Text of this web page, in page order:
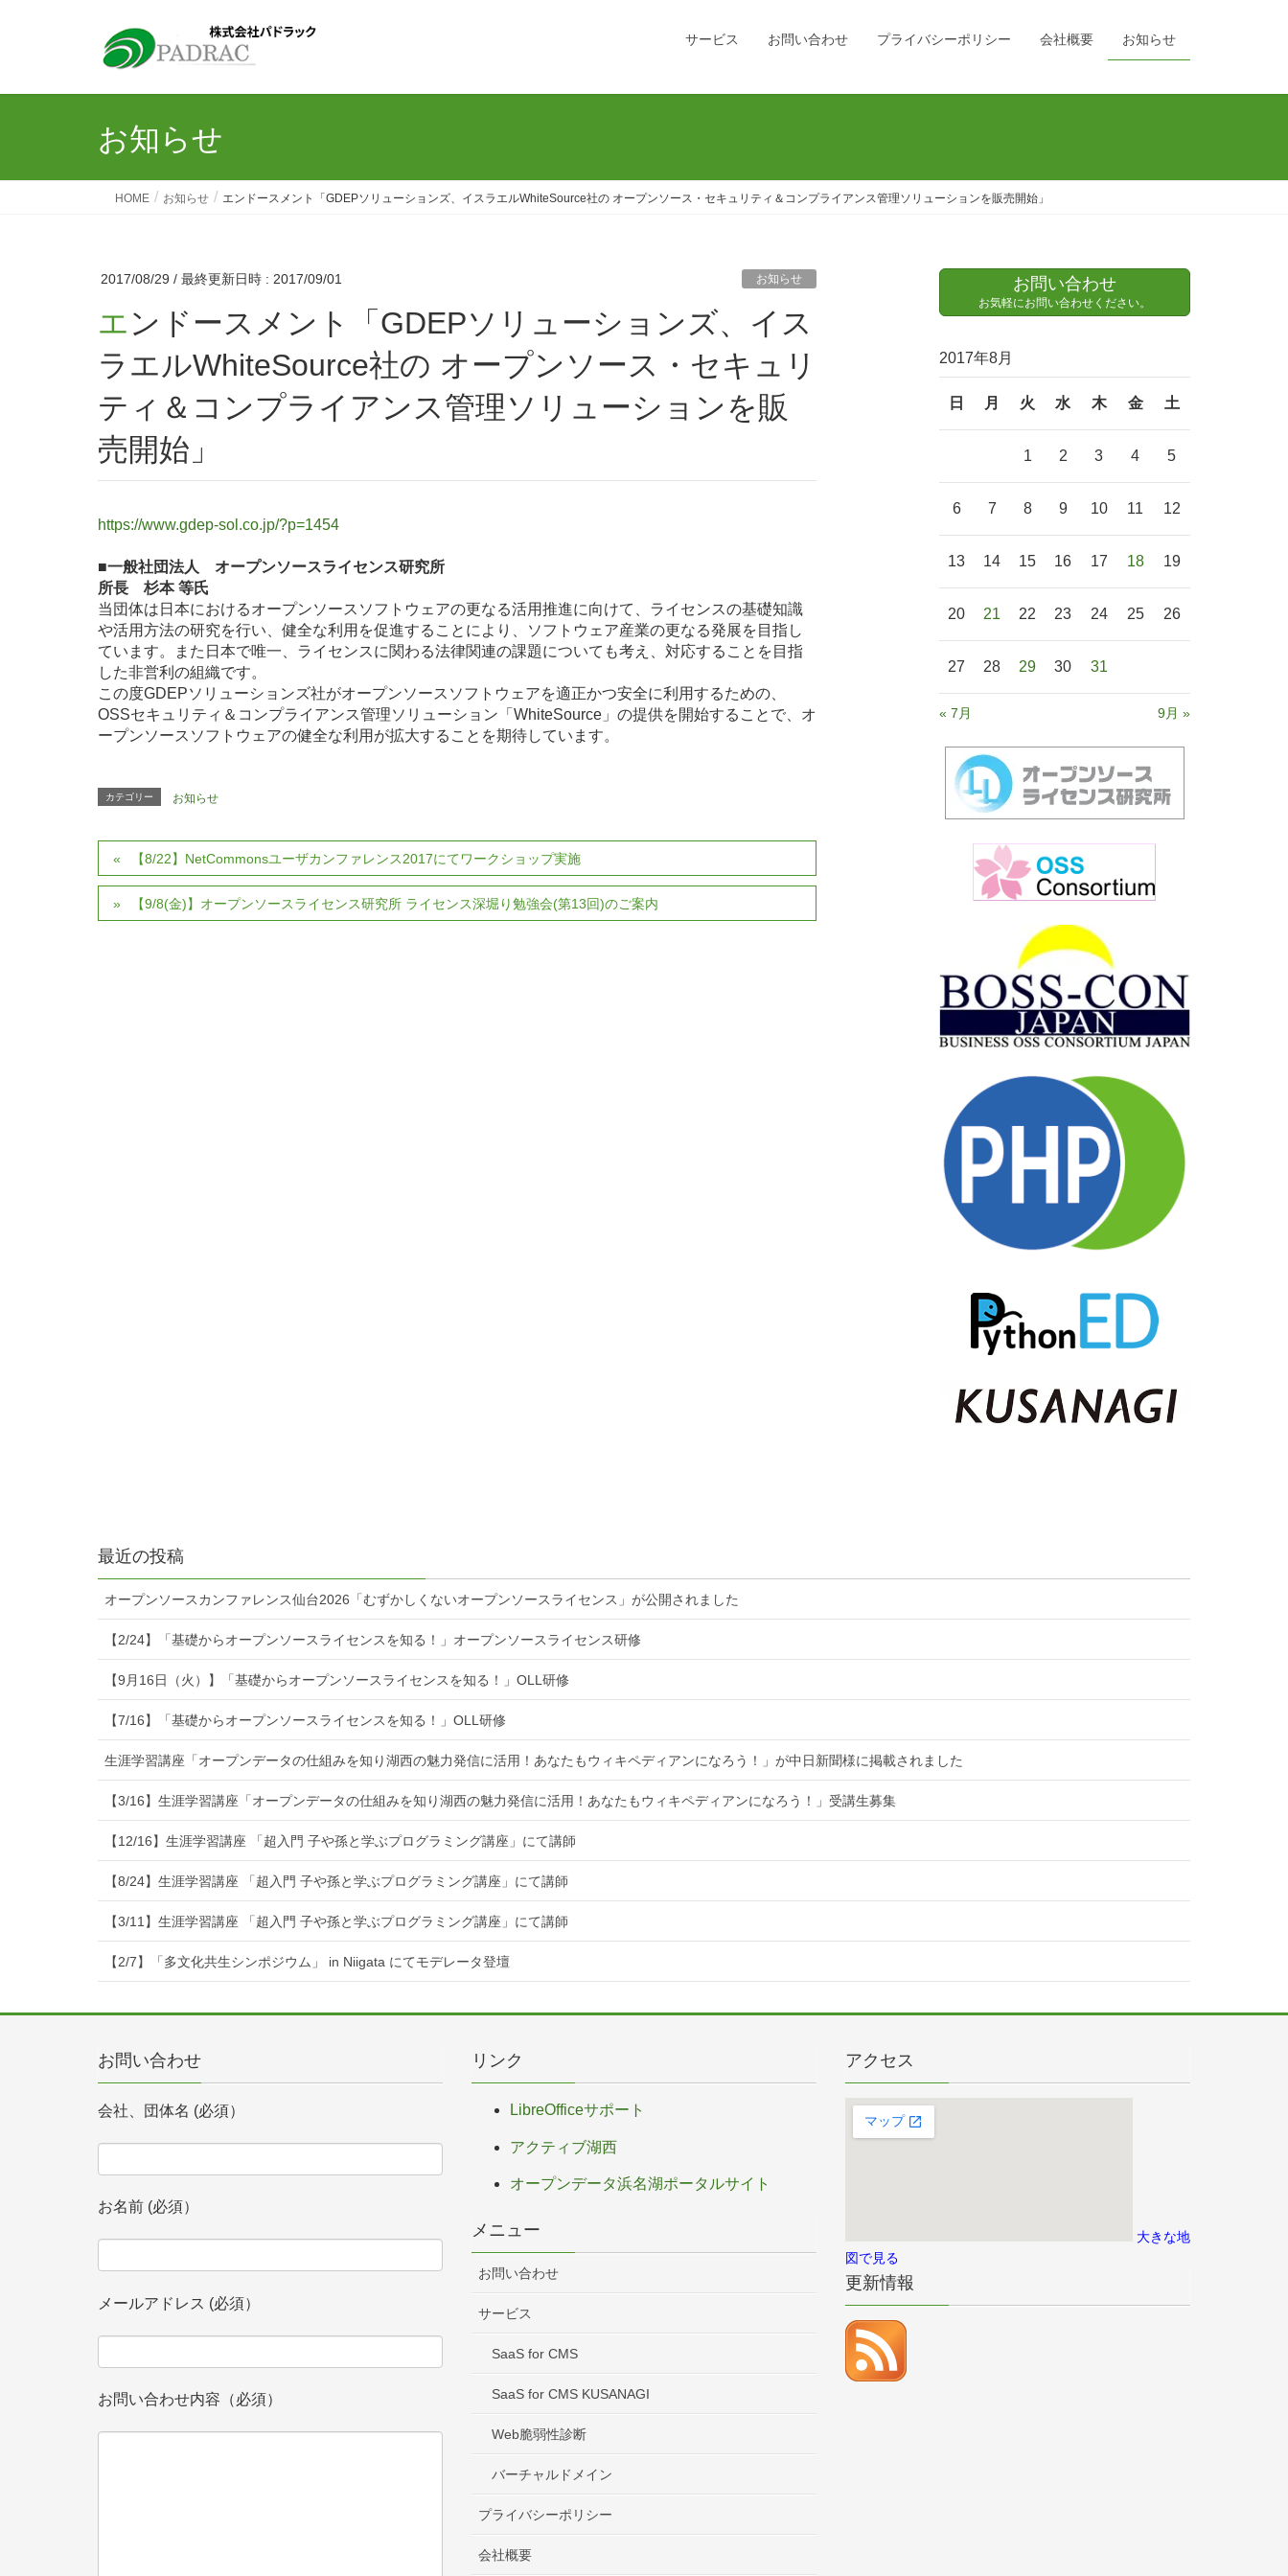
サービス お問い合わせ プライバシーポリシー 会社概要 お知らせ
お知らせ
HOME お知らせ エンドースメント「GDEPソリューションズ、イスラエルWhiteSource社の オープンソース・セキュリティ＆コンプライアンス管理ソリューションを販売開始」
2017/08/29 / 最終更新日時 : 2017/09/01 お知らせ
エンドースメント「GDEPソリューションズ、イス
ラエルWhiteSource社の オープンソース・セキュリ
ティ＆コンプライアンス管理ソリューションを販
売開始」
https://www.gdep-sol.co.jp/?p=1454
■一般社団法人 オープンソースライセンス研究所
所長 杉本 等氏
当団体は日本におけるオープンソースソフトウェアの更なる活用推進に向けて、ライセンスの基礎知識
や活用方法の研究を行い、健全な利用を促進することにより、ソフトウェア産業の更なる発展を目指し
ています。また日本で唯一、ライセンスに関わる法律関連の課題についても考え、対応することを目指
した非営利の組織です。
この度GDEPソリューションズ社がオープンソースソフトウェアを適正かつ安全に利用するための、
OSSセキュリティ＆コンプライアンス管理ソリューション「WhiteSource」の提供を開始することで、オ
ープンソースソフトウェアの健全な利用が拡大することを期待しています。
カテゴリー お知らせ
【8/22】NetCommonsユーザカンファレンス2017にてワークショップ実施
【9/8(金)】オープンソースライセンス研究所 ライセンス深堀り勉強会(第13回)のご案内
お問い合わせ
お気軽にお問い合わせください。
2017年8月
日 月 火 水 木 金 土
1 2 3 4 5
6 7 8 9 10 11 12
13 14 15 16 17 18 19
20 21 22 23 24 25 26
27 28 29 30 31
« 7月 9月 »
最近の投稿
オープンソースカンファレンス仙台2026「むずかしくないオープンソースライセンス」が公開されました
【2/24】「基礎からオープンソースライセンスを知る！」オープンソースライセンス研修
【9月16日（火）】「基礎からオープンソースライセンスを知る！」OLL研修
【7/16】「基礎からオープンソースライセンスを知る！」OLL研修
生涯学習講座「オープンデータの仕組みを知り湖西の魅力発信に活用！あなたもウィキペディアンになろう！」が中日新聞様に掲載されました
【3/16】生涯学習講座「オープンデータの仕組みを知り湖西の魅力発信に活用！あなたもウィキペディアンになろう！」受講生募集
【12/16】生涯学習講座 「超入門 子や孫と学ぶプログラミング講座」にて講師
【8/24】生涯学習講座 「超入門 子や孫と学ぶプログラミング講座」にて講師
【3/11】生涯学習講座 「超入門 子や孫と学ぶプログラミング講座」にて講師
【2/7】「多文化共生シンポジウム」 in Niigata にてモデレータ登壇
お問い合わせ
会社、団体名 (必須）
お名前 (必須）
メールアドレス (必須）
お問い合わせ内容（必須）
リンク
LibreOfficeサポート
アクティブ湖西
オープンデータ浜名湖ポータルサイト
メニュー
お問い合わせ
サービス
SaaS for CMS
SaaS for CMS KUSANAGI
Web脆弱性診断
バーチャルドメイン
プライバシーポリシー
会社概要
アクセス
大きな地
図で見る
更新情報